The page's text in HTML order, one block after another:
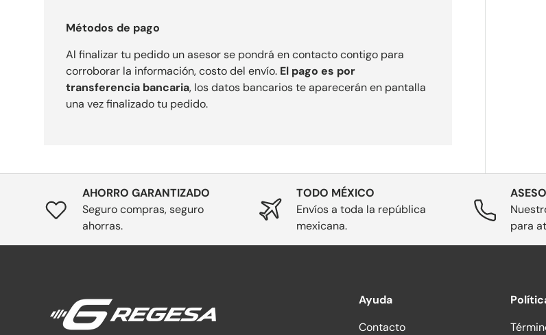
Métodos de pago
Al finalizar tu pedido un asesor se pondrá en contacto contigo para
corroborar la información, costo del envío. El pago es por
transferencia bancaria, los datos bancarios te aparecerán en pantalla
una vez finalizado tu pedido.
AHORRO GARANTIZADO
Seguro compras, seguro
ahorras.
TODO MÉXICO
Envíos a toda la república
mexicana.
para
Ayuda
Contacto